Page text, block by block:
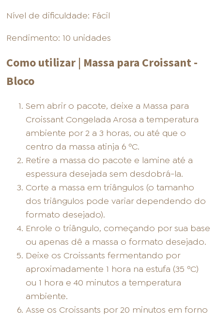
Nível de dificuldade: Fácil
Rendimento: 10 unidades
Como utilizar | Massa para Croissant -
Bloco
Sem abrir o pacote, deixe a Massa para
Croissant Congelada Arosa a temperatura
ambiente por 2 a 3 horas, ou até que o
centro da massa atinja 6 ºC.
Retire a massa do pacote e lamine até a
espessura desejada sem desdobrá-la.
Corte a massa em triângulos (o tamanho
dos triângulos pode variar dependendo do
formato desejado).
Enrole o triângulo, começando por sua base
ou apenas dê a massa o formato desejado.
Deixe os Croissants fermentando por
aproximadamente 1 hora na estufa (35 ºC)
ou 1 hora e 40 minutos a temperatura
ambiente.
Asse os Croissants por 20 minutos em forno